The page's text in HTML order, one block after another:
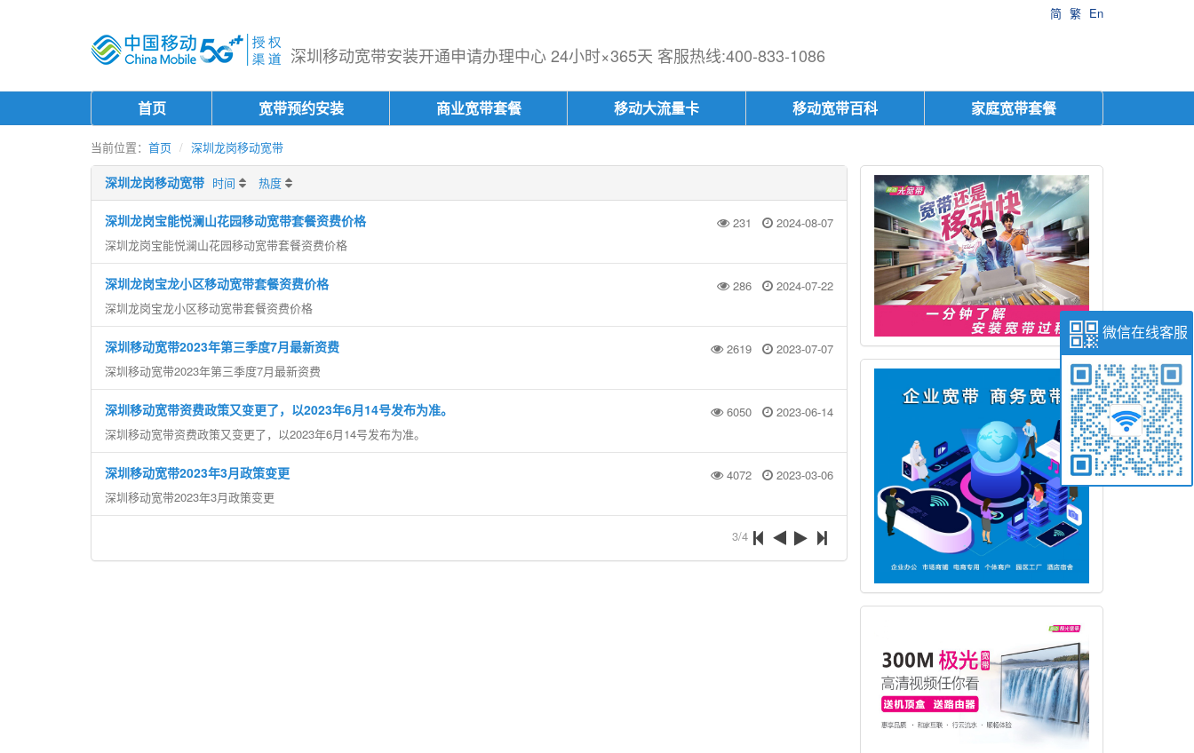
微信在线客服
简 繁 En
深圳移动宽带安装开通申请办理中心 24小时×365天 客服热线:400-833-1086
首页 宽带预约安装 商业宽带套餐 移动大流量卡 移动宽带百科 家庭宽带套餐
当前位置： 首页 深圳龙岗移动宽带
深圳龙岗移动宽带 时间 热度
231 2024-08-07
深圳龙岗宝能悦澜山花园移动宽带套餐资费价格
深圳龙岗宝能悦澜山花园移动宽带套餐资费价格
286 2024-07-22
深圳龙岗宝龙小区移动宽带套餐资费价格
深圳龙岗宝龙小区移动宽带套餐资费价格
2619 2023-07-07
深圳移动宽带2023年第三季度7月最新资费
深圳移动宽带2023年第三季度7月最新资费
6050 2023-06-14
深圳移动宽带资费政策又变更了，以2023年6月14号发布为准。
深圳移动宽带资费政策又变更了，以2023年6月14号发布为准。
4072 2023-03-06
深圳移动宽带2023年3月政策变更
深圳移动宽带2023年3月政策变更
3/4